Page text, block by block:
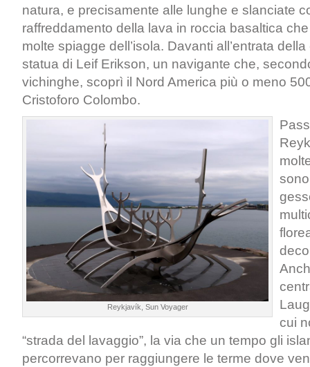
natura, e precisamente alle lunghe e slanciate
raffreddamento della lava in roccia basaltica
molte spiagge dell’isola. Davanti all’entrata
statua di Leif Erikson, un navigante che,
vichinghe, scoprì il Nord America più o meno
Cristoforo Colombo.
Reykjavík, Sun Voyager
cui
“strada del lavaggio”, la via che un tempo gli
percorrevano per raggiungere le terme dove